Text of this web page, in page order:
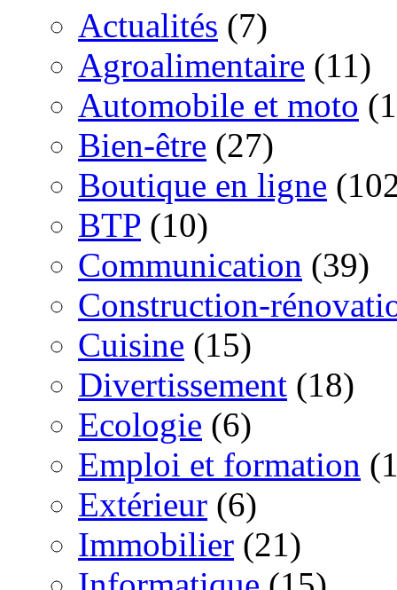
Actualités (7)
Agroalimentaire (11)
Automobile et moto
Bien-être (27)
Boutique en ligne
BTP (10)
Communication (39)
Construction-
Cuisine (15)
Divertissement (18)
Ecologie (6)
Emploi et formation
Extérieur (6)
Immobilier (21)